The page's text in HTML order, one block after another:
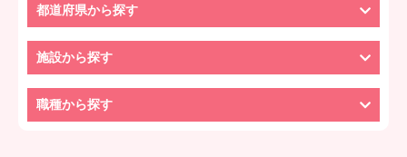
都道府県から探す
施設から探す
職種から探す